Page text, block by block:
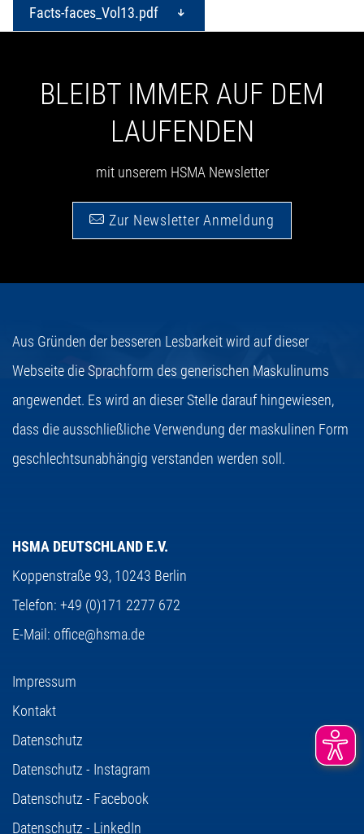
Facts-faces_Vol13.pdf
BLEIBT IMMER AUF DEM
LAUFENDEN
mit unserem HSMA Newsletter
Zur Newsletter Anmeldung
Aus Gründen der besseren Lesbarkeit wird auf dieser
Webseite die Sprachform des generischen Maskulinums
angewendet. Es wird an dieser Stelle darauf hingewiesen,
dass die ausschließliche Verwendung der maskulinen Form
geschlechtsunabhängig verstanden werden soll.
HSMA DEUTSCHLAND E.V.
Koppenstraße 93, 10243 Berlin
Telefon: +49 (0)171 2277 672
E-Mail: office@hsma.de
Impressum
Kontakt
Datenschutz
Datenschutz - Instagram
Datenschutz - Facebook
Datenschutz - LinkedIn